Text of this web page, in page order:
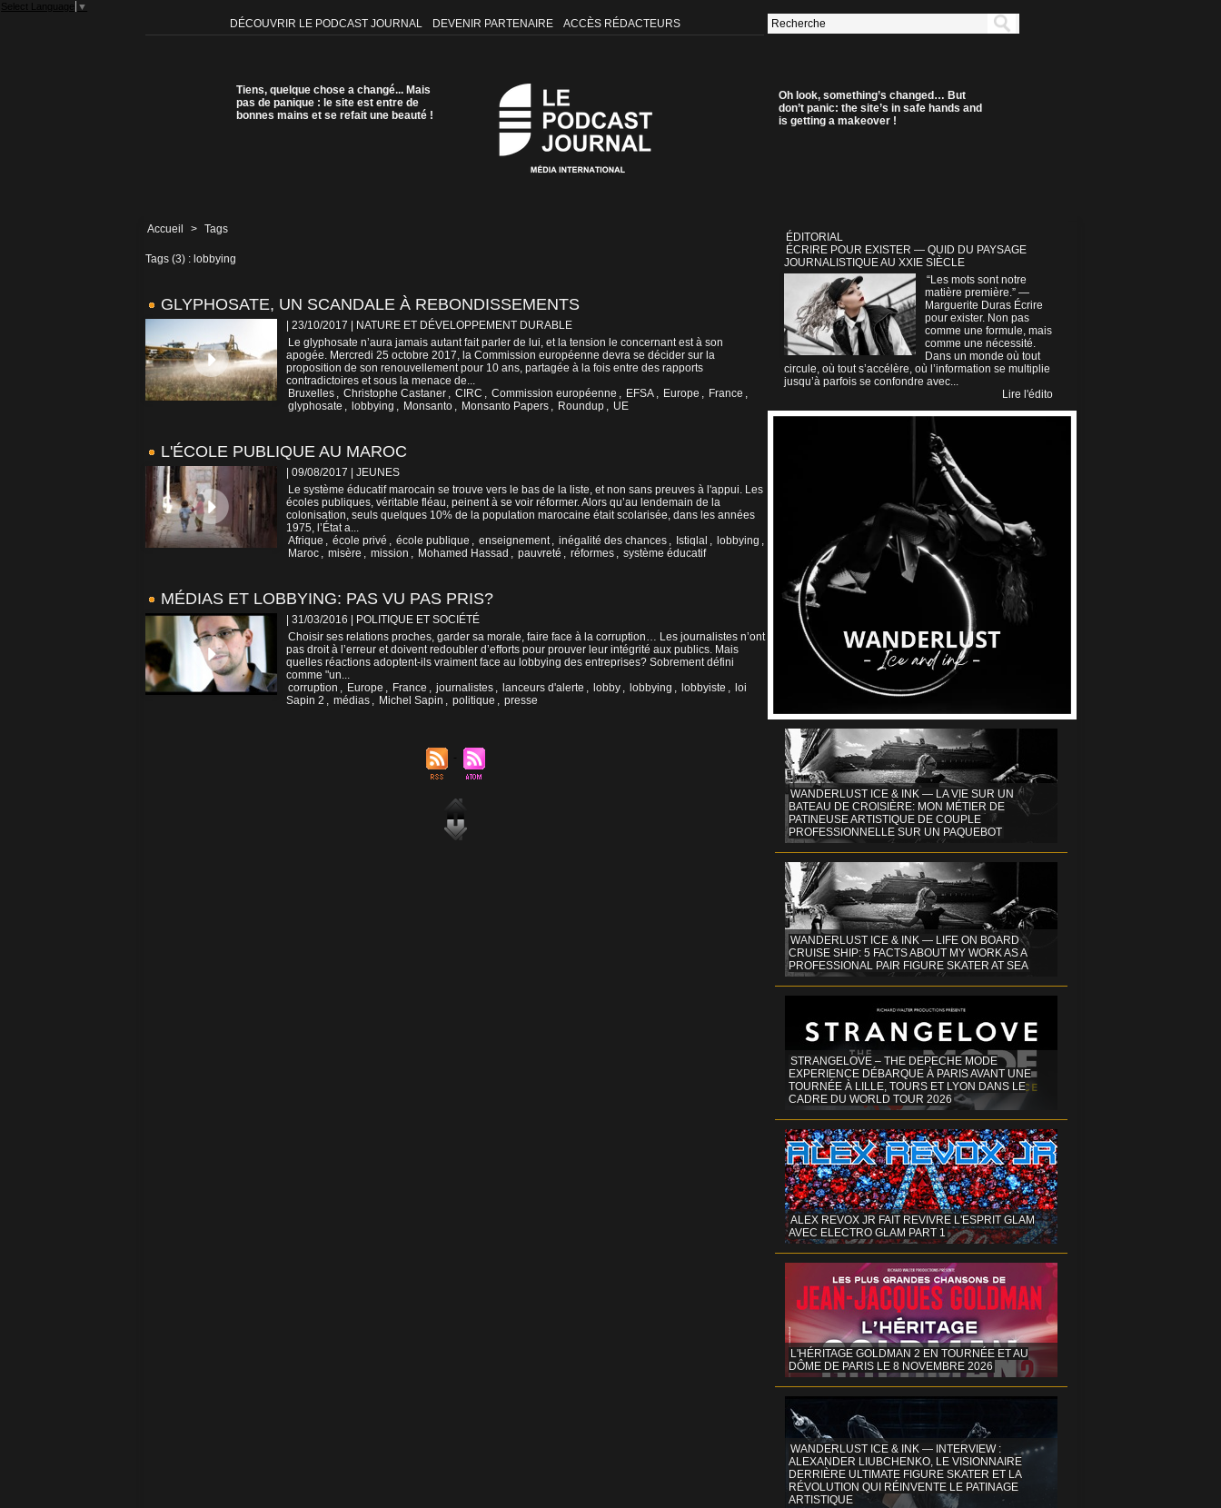
Select Language ▼
DÉCOUVRIR LE PODCAST JOURNAL DEVENIR PARTENAIRE ACCÈS RÉDACTEURS
Tiens, quelque chose a changé... Mais
pas de panique : le site est entre de
bonnes mains et se refait une beauté !
Oh look, something’s changed… But
don’t panic: the site’s in safe hands and
is getting a makeover !
Accueil > Tags
Tags (3) : lobbying
GLYPHOSATE, UN SCANDALE À REBONDISSEMENTS
| 23/10/2017
NATURE ET DÉVELOPPEMENT DURABLE
Le glyphosate n’aura jamais autant fait parler de lui, et la tension le concernant est à son
apogée. Mercredi 25 octobre 2017, la Commission européenne devra se décider sur la
proposition de son renouvellement pour 10 ans, partagée à la fois entre des rapports
contradictoires et sous la menace de...
Bruxelles , Christophe Castaner , CIRC , Commission européenne , EFSA , Europe , France ,
glyphosate , lobbying , Monsanto , Monsanto Papers , Roundup , UE
L'ÉCOLE PUBLIQUE AU MAROC
| 09/08/2017
JEUNES
Le système éducatif marocain se trouve vers le bas de la liste, et non sans preuves à l'appui. Les
écoles publiques, véritable fléau, peinent à se voir réformer. Alors qu’au lendemain de la
colonisation, seuls quelques 10% de la population marocaine était scolarisée, dans les années
1975, l’État a...
Afrique , école privé , école publique , enseignement , inégalité des chances , Istiqlal , lobbying ,
Maroc , misère , mission , Mohamed Hassad , pauvreté , réformes , système éducatif
MÉDIAS ET LOBBYING: PAS VU PAS PRIS?
| 31/03/2016
POLITIQUE ET SOCIÉTÉ
Choisir ses relations proches, garder sa morale, faire face à la corruption… Les journalistes n’ont
pas droit à l’erreur et doivent redoubler d’efforts pour prouver leur intégrité aux publics. Mais
quelles réactions adoptent-ils vraiment face au lobbying des entreprises? Sobrement défini
comme "un...
corruption , Europe , France , journalistes , lanceurs d'alerte , lobby , lobbying , lobbyiste , loi
Sapin 2 , médias , Michel Sapin , politique , presse
ÉDITORIAL
ÉCRIRE POUR EXISTER — QUID DU PAYSAGE
JOURNALISTIQUE AU XXIE SIÈCLE
“Les mots sont notre
matière première.” —
Marguerite Duras Écrire
pour exister. Non pas
comme une formule, mais
comme une nécessité.
Dans un monde où tout
circule, où tout s’accélère, où l’information se multiplie
jusqu’à parfois se confondre avec...
Lire l'édito
WANDERLUST ICE & INK — LA VIE SUR UN
BATEAU DE CROISIÈRE: MON MÉTIER DE
PATINEUSE ARTISTIQUE DE COUPLE
PROFESSIONNELLE SUR UN PAQUEBOT
WANDERLUST ICE & INK — LIFE ON BOARD
CRUISE SHIP: 5 FACTS ABOUT MY WORK AS A
PROFESSIONAL PAIR FIGURE SKATER AT SEA
STRANGELOVE – THE DEPECHE MODE
EXPERIENCE DÉBARQUE À PARIS AVANT UNE
TOURNÉE À LILLE, TOURS ET LYON DANS LE
CADRE DU WORLD TOUR 2026
ALEX REVOX JR FAIT REVIVRE L'ESPRIT GLAM
AVEC ELECTRO GLAM PART 1
L'HÉRITAGE GOLDMAN 2 EN TOURNÉE ET AU
DÔME DE PARIS LE 8 NOVEMBRE 2026
WANDERLUST ICE & INK — INTERVIEW :
ALEXANDER LIUBCHENKO, LE VISIONNAIRE
DERRIÈRE ULTIMATE FIGURE SKATER ET LA
RÉVOLUTION QUI RÉINVENTE LE PATINAGE
ARTISTIQUE